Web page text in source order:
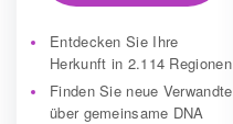
Entdecken Sie Ihre
Herkunft in 2.114 Regionen
Finden Sie neue Verwandte
über gemeinsame DNA